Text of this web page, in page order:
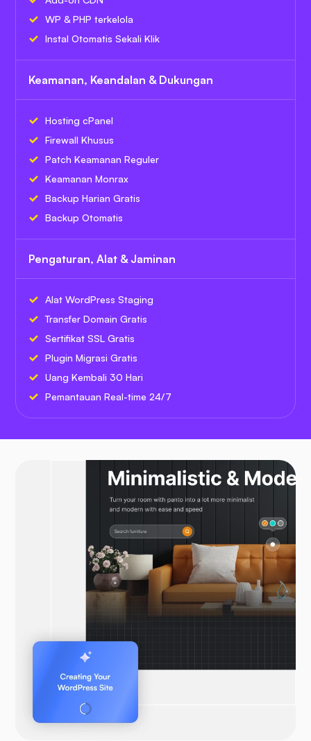
WP & PHP terkelola
Instal Otomatis Sekali Klik
Keamanan, Keandalan & Dukungan
Hosting cPanel
Firewall Khusus
Patch Keamanan Reguler
Keamanan Monrax
Backup Harian Gratis
Backup Otomatis
Pengaturan, Alat & Jaminan
Alat WordPress Staging
Transfer Domain Gratis
Sertifikat SSL Gratis
Plugin Migrasi Gratis
Uang Kembali 30 Hari
Pemantauan Real-time 24/7